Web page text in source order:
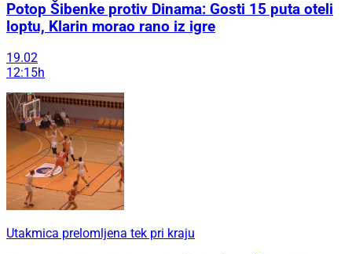
Potop Šibenke protiv Dinama: Gosti 15 puta oteli
loptu, Klarin morao rano iz igre
19.02
12:15h
Utakmica prelomljena tek pri kraju